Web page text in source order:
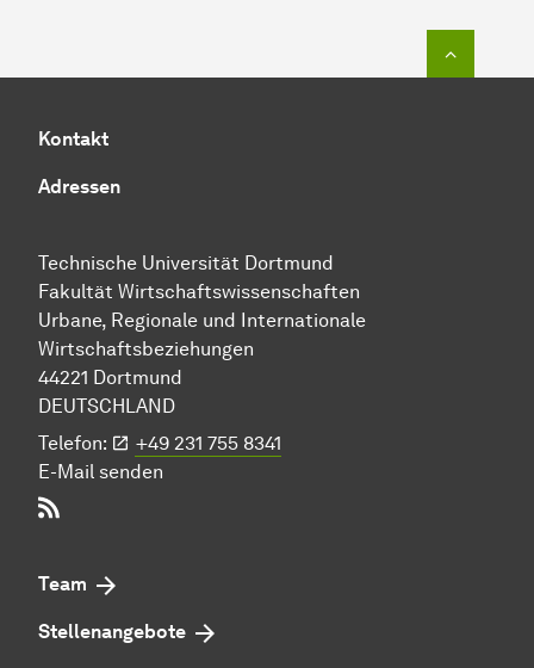
Kontakt
Adressen
Technische Uni­ver­si­tät Dort­mund
Fakultät Wirtschafts­wissen­schaften
Urbane, Regionale und Internationale
Wirtschaftsbeziehungen
44221 Dort­mund
DEUTSCHLAND
Telefon:
+49 231 755 8341
E-Mail senden
Team
Stellenangebote